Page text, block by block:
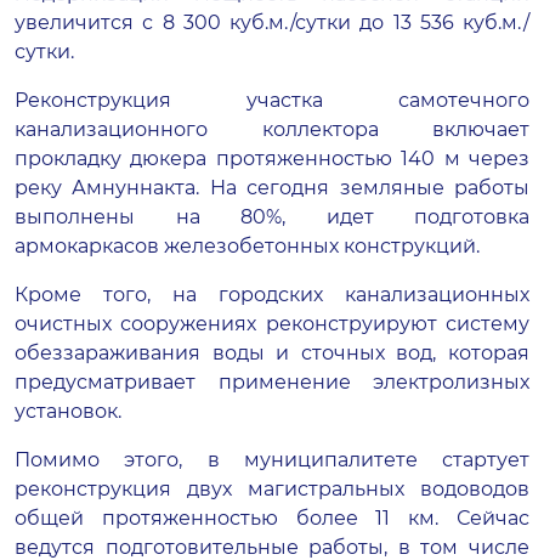
увеличится с 8 300 куб.м./сутки до 13 536 куб.м./
сутки.
Реконструкция участка самотечного
канализационного коллектора включает
прокладку дюкера протяженностью 140 м через
реку Амнуннакта. На сегодня земляные работы
выполнены на 80%, идет подготовка
армокаркасов железобетонных конструкций.
Кроме того, на городских канализационных
очистных сооружениях реконструируют систему
обеззараживания воды и сточных вод, которая
предусматривает применение электролизных
установок.
Помимо этого, в муниципалитете стартует
реконструкция двух магистральных водоводов
общей протяженностью более 11 км. Сейчас
ведутся подготовительные работы, в том числе